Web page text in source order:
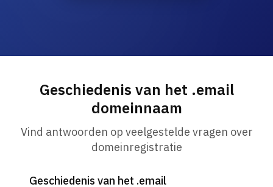
Geschiedenis van het .email
domeinnaam
Vind antwoorden op veelgestelde vragen over
domeinregistratie
Geschiedenis van het .email